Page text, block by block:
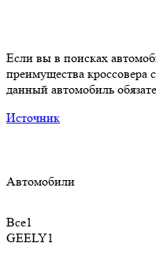
Если вы в поисках
преимущества
данный автомобиль
Источник
Автомобили
Все1
GEELY1